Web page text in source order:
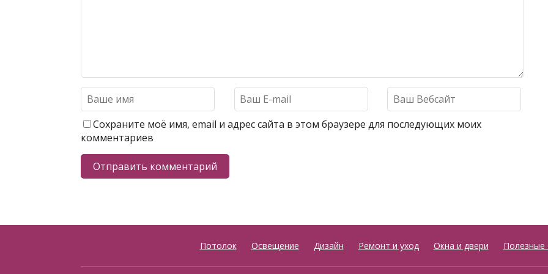
Сохраните моё имя, email и адрес сайта в этом браузере для последующих моих
комментариев
Потолок Освещение Дизайн Ремонт и уход Окна и двери Полезные